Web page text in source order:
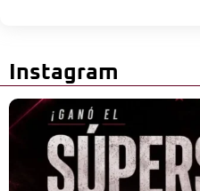
Instagram